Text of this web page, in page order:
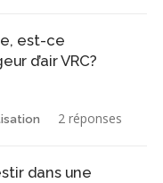
est-ce
d’air VRC?
2 réponses
dans une